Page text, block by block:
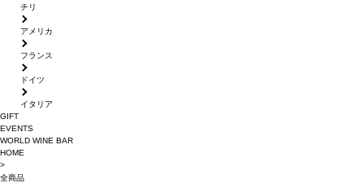
チリ
アメリカ
フランス
ドイツ
イタリア
GIFT
EVENTS
WORLD WINE BAR
HOME
>
全商品